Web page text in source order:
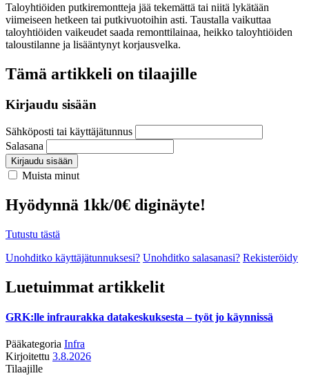
Taloyhtiöiden putkiremontteja jää tekemättä tai niitä lykätään
viimeiseen hetkeen tai putkivuotoihin asti. Taustalla vaikuttaa
taloyhtiöiden vaikeudet saada remonttilainaa, heikko taloyhtiöiden
taloustilanne ja lisääntynyt korjausvelka.
Tämä artikkeli on tilaajille
Kirjaudu sisään
Sähköposti tai käyttäjätunnus
Salasana
Kirjaudu sisään
Muista minut
Hyödynnä 1kk/0€ diginäyte!
Tutustu tästä
Unohditko käyttäjätunnuksesi? Unohditko salasanasi? Rekisteröidy
Luetuimmat artikkelit
GRK:lle infraurakka datakeskuksesta – työt jo käynnissä
Pääkategoria Infra
Kirjoitettu 3.8.2026
Tilaajille